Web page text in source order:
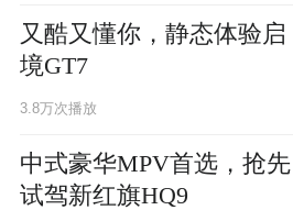
又酷又懂你，静态体验启
境GT7
3.8万次播放
中式豪华MPV首选，抢先
试驾新红旗HQ9